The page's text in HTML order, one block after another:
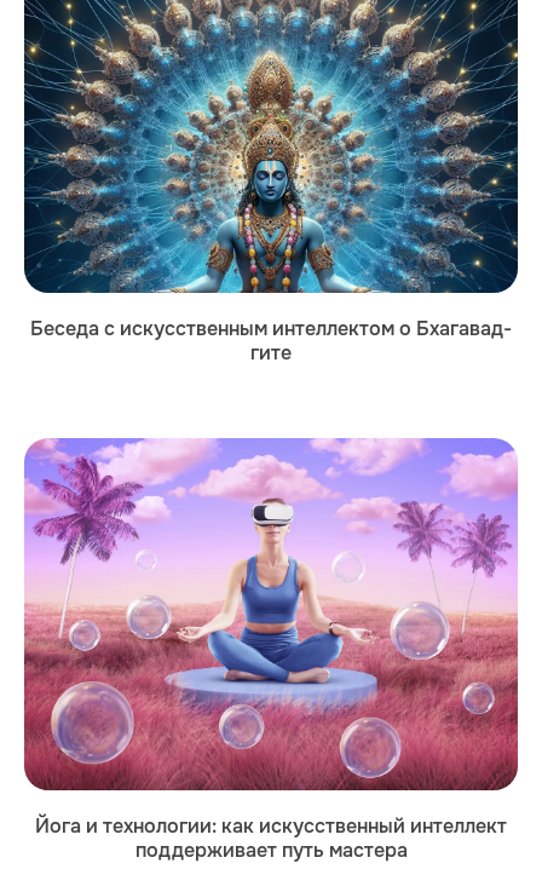
Беседа с искусственным интеллектом о Бхагавад-
гите
Йога и технологии: как искусственный интеллект
поддерживает путь мастера